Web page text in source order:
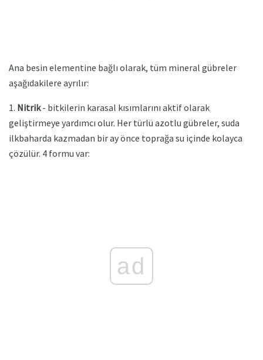
Ana besin elementine bağlı olarak, tüm mineral gübreler
aşağıdakilere ayrılır:
1. Nitrik- bitkilerin karasal kısımlarını aktif olarak
geliştirmeye yardımcı olur. Her türlü azotlu gübreler, suda
ilkbaharda kazmadan bir ay önce toprağa su içinde kolayca
çözülür. 4 formu var:
ad